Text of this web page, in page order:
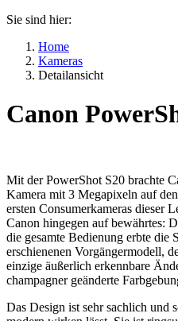
Sie sind hier:
Home
Kameras
Detailansicht
Canon
Mit der PowerShot S20 brachte
Kamera mit 3 Megapixeln auf
ersten Consumerkameras dieser
Canon hingegen auf bewährtes:
die gesamte Bedienung erbte die
erschienenen Vorgängermodell,
einzige äußerlich erkennbare
champagner geänderte
Das Design ist sehr sachlich und